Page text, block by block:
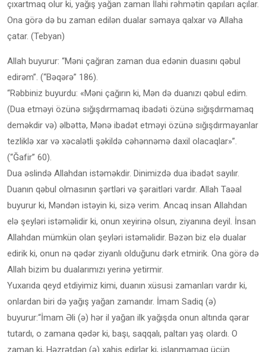
çıxartmaq olur ki, yağış yağan zaman İlahi rəhmətin qapıları açılar.
Ona görə də bu zaman edilən dualar səmaya qalxar və Allaha
çatar. (Tebyan)
Allah buyurur: “Məni çağıran zaman dua edənin duasını qəbul
edirəm”. (“Bəqərə” 186).
“Rəbbiniz buyurdu: «Məni çağırın ki, Mən də duanızı qəbul edim.
(Dua etməyi özünə sığışdırmamaq ibadəti özünə sığışdırmamaq
deməkdir və) əlbəttə, Mənə ibadət etməyi özünə sığışdırmayanlar
tezliklə xar və xəcalətli şəkildə cəhənnəmə daxil olacaqlar»”.
(“Ğafir” 60).
Dua əslində Allahdan istəməkdir. Dinimizdə dua ibadət sayılır.
Duanın qəbul olmasının şərtləri və şəraitləri vardır. Allah Taəal
buyurur ki, Məndən istəyin ki, sizə verim. Ancaq insan Allahdan
elə şeyləri istəməlidir ki, onun xeyirinə olsun, ziyanına deyil. İnsan
Allahdan mümkün olan şeyləri istəməlidir. Bəzən biz elə dualar
edirik ki, onun nə qədər ziyanlı olduğunu dərk etmirik. Ona görə də
Allah bizim bu dualarımızı yerinə yetirmir.
Yuxarıda qeyd etdiyimiz kimi, duanın xüsusi zamanları vardır ki,
onlardan biri də yağış yağan zamandır. İmam Sadiq (ə)
buyurur:“İmam Əli (ə) hər il yağan ilk yağışda onun altında qərar
tutardı, o zamana qədər ki, başı, saqqalı, paltarı yaş olardı. O
zaman ki, Həzrətdən (ə) xahiş edirlər ki, islanmamaq üçün